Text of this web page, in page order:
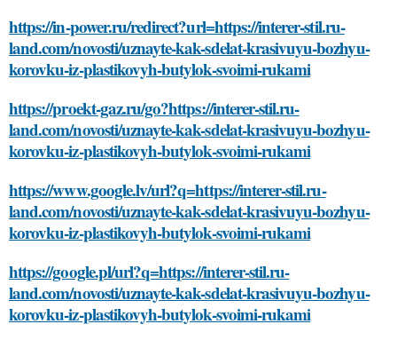
https://in-power.ru/redirect?url=https://interer-stil.ru-
land.com/novosti/uznayte-kak-sdelat-krasivuyu-bozhyu-
korovku-iz-plastikovyh-butylok-svoimi-rukami
https://proekt-gaz.ru/go?https://interer-stil.ru-
land.com/novosti/uznayte-kak-sdelat-krasivuyu-bozhyu-
korovku-iz-plastikovyh-butylok-svoimi-rukami
https://www.google.lv/url?q=https://interer-stil.ru-
land.com/novosti/uznayte-kak-sdelat-krasivuyu-bozhyu-
korovku-iz-plastikovyh-butylok-svoimi-rukami
https://google.pl/url?q=https://interer-stil.ru-
land.com/novosti/uznayte-kak-sdelat-krasivuyu-bozhyu-
korovku-iz-plastikovyh-butylok-svoimi-rukami